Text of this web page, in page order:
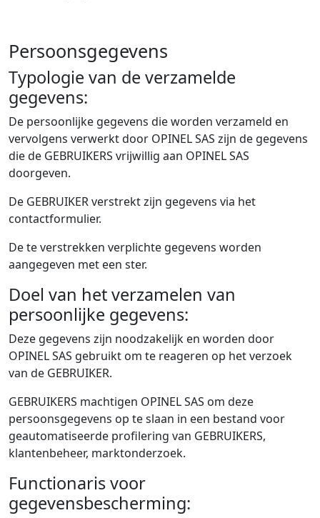
Persoonsgegevens
Typologie van de verzamelde
gegevens:
De persoonlijke gegevens die worden verzameld en
vervolgens verwerkt door OPINEL SAS zijn de gegevens
die de GEBRUIKERS vrijwillig aan OPINEL SAS
doorgeven.
De GEBRUIKER verstrekt zijn gegevens via het
contactformulier.
De te verstrekken verplichte gegevens worden
aangegeven met een ster.
Doel van het verzamelen van
persoonlijke gegevens:
Deze gegevens zijn noodzakelijk en worden door
OPINEL SAS gebruikt om te reageren op het verzoek
van de GEBRUIKER.
GEBRUIKERS machtigen OPINEL SAS om deze
persoonsgegevens op te slaan in een bestand voor
geautomatiseerde profilering van GEBRUIKERS,
klantenbeheer, marktonderzoek.
Functionaris voor
gegevensbescherming: